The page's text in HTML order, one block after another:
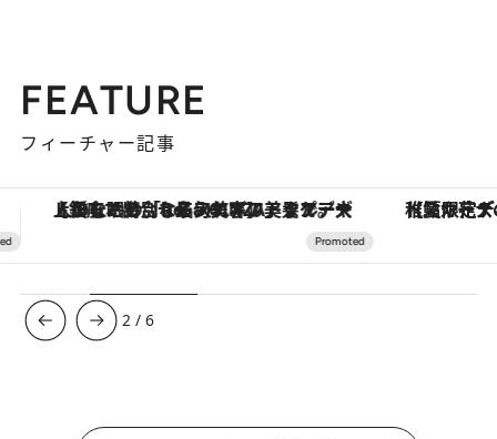
FEATURE
フィーチャー記事
【夏限定ディナーコース】旬を迎える稚鮎や花ズッキーニなどをイタリア・トスカーナの郷土料理の手法で満喫！
3 /6